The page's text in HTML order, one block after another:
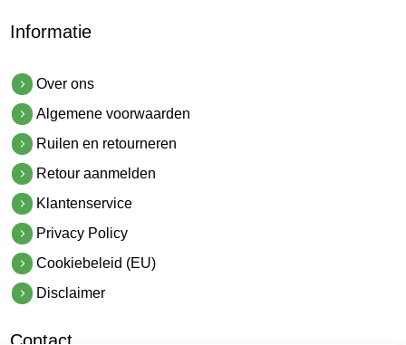
Informatie
Over ons
Algemene voorwaarden
Ruilen en retourneren
Retour aanmelden
Klantenservice
Privacy Policy
Cookiebeleid (EU)
Disclaimer
Contact